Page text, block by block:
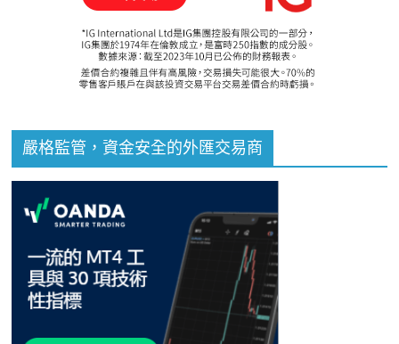
嚴格監管，資金安全的外匯交易商